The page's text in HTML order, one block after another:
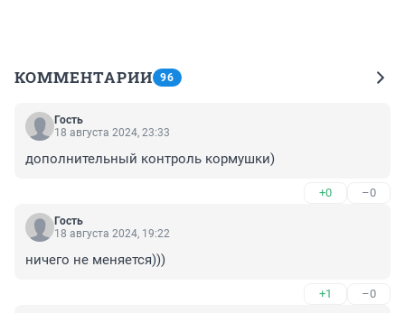
КОММЕНТАРИИ 96
Гость
18 августа 2024, 23:33
дополнительный контроль кормушки)
+0 –0
Гость
18 августа 2024, 19:22
ничего не меняется)))
+1 –0